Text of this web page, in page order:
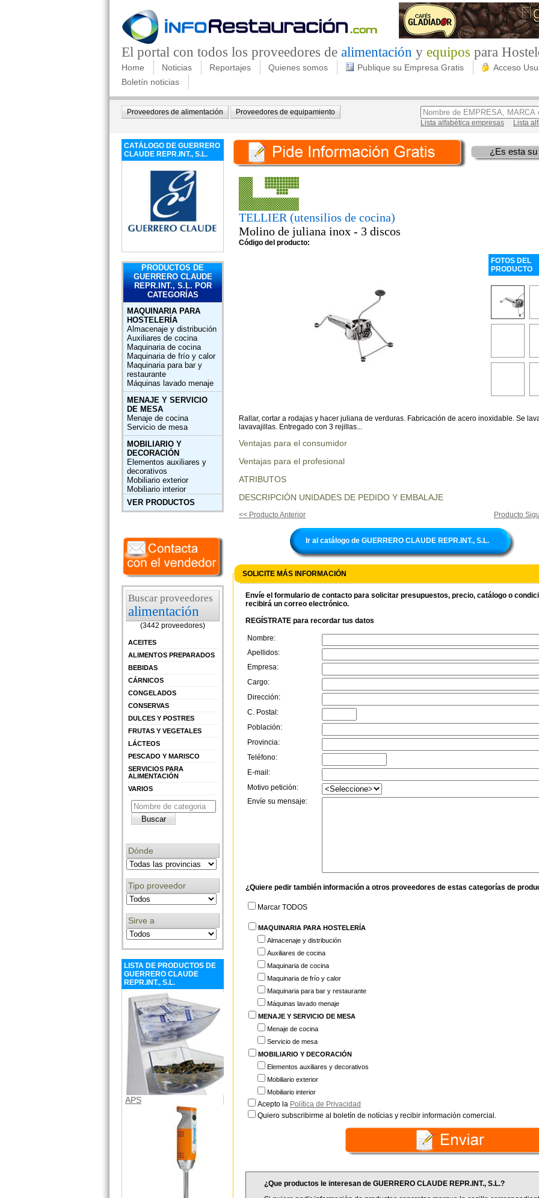
El portal con todos los proveedores de alimentación y equipos para
Home Noticias Reportajes Quienes somos Publique su Empresa Gratis
Acceso
Boletín noticias
Proveedores de alimentación
Proveedores de equipamiento
Lista alfabética empresas
Lista
CATÁLOGO DE GUERRERO
CLAUDE REPR.INT., S.L.
PRODUCTOS DE
GUERRERO CLAUDE
REPR.INT., S.L. POR
CATEGORÍAS
MAQUINARIA PARA
HOSTELERÍA
Almacenaje y distribución
Auxiliares de cocina
Maquinaria de cocina
Maquinaria de frío y calor
Maquinaria para bar y
restaurante
Máquinas lavado menaje
MENAJE Y SERVICIO
DE MESA
Menaje de cocina
Servicio de mesa
MOBILIARIO Y
DECORACIÓN
Elementos auxiliares y
decorativos
Mobiliario exterior
Mobiliario interior
VER PRODUCTOS
Buscar proveedores
alimentación
(3442 proveedores)
ACEITES
ALIMENTOS PREPARADOS
BEBIDAS
CÁRNICOS
CONGELADOS
CONSERVAS
DULCES Y POSTRES
FRUTAS Y VEGETALES
LÁCTEOS
PESCADO Y MARISCO
SERVICIOS PARA
ALIMENTACIÓN
VARIOS
Dónde
Tipo proveedor
Sirve a
LISTA DE PRODUCTOS DE
GUERRERO CLAUDE
REPR.INT., S.L.
APS
¿Es esta
TELLIER (utensilios de cocina)
Molino de juliana inox - 3 discos
Código del producto:
FOTOS DEL
PRODUCTO
Rallar, cortar a rodajas y hacer juliana de verduras. Fabricación de acero inoxidable. Se
lavavajillas. Entregado con 3 rejillas...
Ventajas para el consumidor
Ventajas para el profesional
ATRIBUTOS
DESCRIPCIÓN UNIDADES DE PEDIDO Y EMBALAJE
<< Producto Anterior Producto
Ir al catálogo de GUERRERO CLAUDE REPR.INT., S.L.
SOLICITE MÁS INFORMACIÓN
Envíe el formulario de contacto para solicitar presupuestos, precio, catálogo o
recibirá un correo electrónico.
REGÍSTRATE para recordar tus datos
Nombre:
Apellidos:
Empresa:
Cargo:
Dirección:
C. Postal:
Población:
Provincia:
Teléfono:
E-mail:
Motivo petición:
Envíe su mensaje:
¿Quiere pedir también información a otros proveedores de estas categorías de
Marcar TODOS
MAQUINARIA PARA HOSTELERÍA
Almacenaje y distribución
Auxiliares de cocina
Maquinaria de cocina
Maquinaria de frío y calor
Maquinaria para bar y restaurante
Máquinas lavado menaje
MENAJE Y SERVICIO DE MESA
Menaje de cocina
Servicio de mesa
MOBILIARIO Y DECORACIÓN
Elementos auxiliares y decorativos
Mobiliario exterior
Mobiliario interior
Acepto la Política de Privacidad
Quiero subscribirme al boletín de notícias y recibir información comercial.
¿Que productos le interesan de GUERRERO CLAUDE REPR.INT., S.L.?